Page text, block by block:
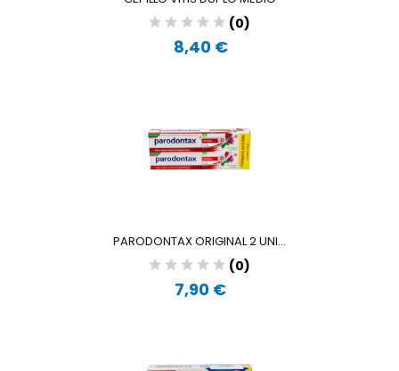
(0)
8,40 €
PARODONTAX ORIGINAL 2 UNI...
(0)
7,90 €